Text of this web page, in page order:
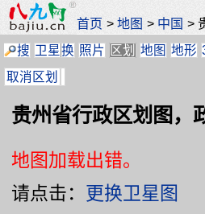
首页 >地图 > 中国 >
搜 卫星换 照片 区划 地图 地形
取消区划
贵州省行政区划图，
地图加载出错。
请点击： 更换卫星图